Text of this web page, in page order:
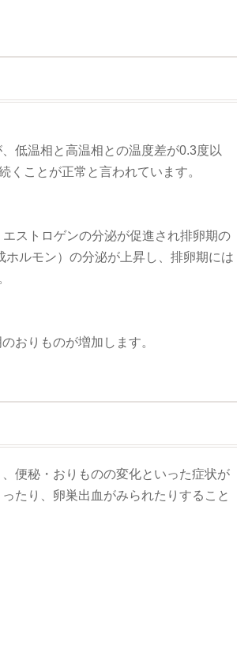
低温相と高温相との温度差が0.3度以
くことが正常と言われています。
ストロゲンの分泌が促進され排卵期の
ルモン）の分泌が上昇し、排卵期には
おりものが増加します。
便秘・おりものの変化といった症状が
たり、卵巣出血がみられたりすること